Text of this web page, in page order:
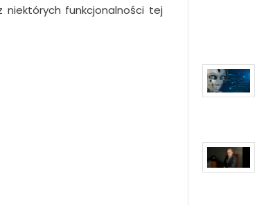
funkcjonalności tej